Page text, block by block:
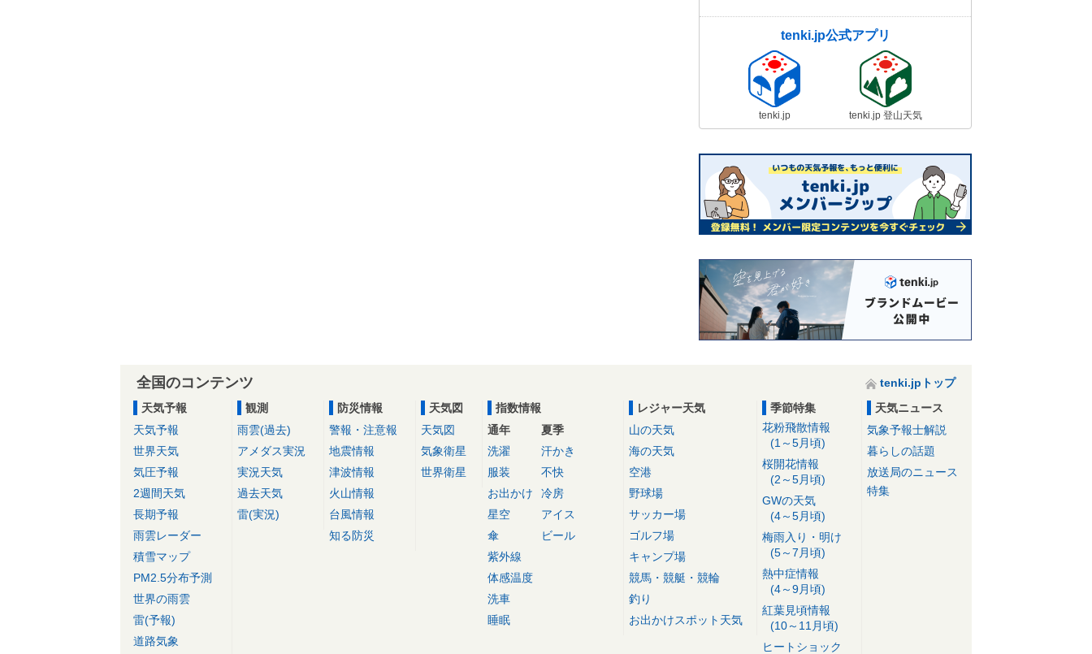
tenki.jp公式アプリ
tenki.jp tenki.jp 登山天気
全国のコンテンツ
tenki.jpトップ
天気予報
天気予報
世界天気
気圧予報
2週間天気
長期予報
雨雲レーダー
積雪マップ
PM2.5分布予測
世界の雨雲
雷(予報)
道路気象
観測
雨雲(過去)
アメダス実況
実況天気
過去天気
雷(実況)
防災情報
警報・注意報
地震情報
津波情報
火山情報
台風情報
知る防災
天気図
天気図
気象衛星
世界衛星
指数情報
通年
洗濯
服装
お出かけ
星空
傘
紫外線
体感温度
洗車
睡眠
夏季
汗かき
不快
冷房
アイス
ビール
レジャー天気
山の天気
海の天気
空港
野球場
サッカー場
ゴルフ場
キャンプ場
競馬・競艇・競輪
釣り
お出かけスポット天気
季節特集
花粉飛散情報
(1～5月頃)
桜開花情報
(2～5月頃)
GWの天気
(4～5月頃)
梅雨入り・明け
(5～7月頃)
熱中症情報
(4～9月頃)
紅葉見頃情報
(10～11月頃)
ヒートショック
天気ニュース
気象予報士解説
暮らしの話題
放送局のニュース
特集